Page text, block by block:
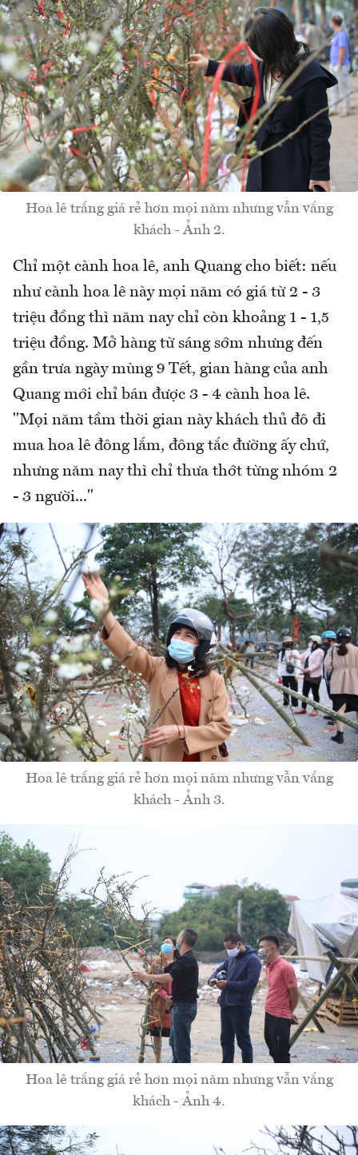
Hoa lê trắng giá rẻ hơn mọi năm nhưng vẫn vắng
khách - Ảnh 2.
Chỉ một cành hoa lê, anh Quang cho biết: nếu
như cành hoa lê này mọi năm có giá từ 2 - 3
triệu đồng thì năm nay chỉ còn khoảng 1 - 1,5
triệu đồng. Mở hàng từ sáng sớm nhưng đến
gần trưa ngày mùng 9 Tết, gian hàng của anh
Quang mới chỉ bán được 3 - 4 cành hoa lê.
"Mọi năm tầm thời gian này khách thủ đô đi
mua hoa lê đông lắm, đông tắc đường ấy chứ,
nhưng năm nay thì chỉ thưa thớt từng nhóm 2
- 3 người..."
Hoa lê trắng giá rẻ hơn mọi năm nhưng vẫn vắng
khách - Ảnh 3.
Hoa lê trắng giá rẻ hơn mọi năm nhưng vẫn vắng
khách - Ảnh 4.